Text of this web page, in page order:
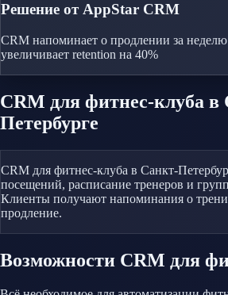
Решение от AppStar CRM
CRM напоминает о продлении за
увеличивает retention на 40%
CRM для фитнес-клуба в
Петербурге
CRM для фитнес-клуба в Санкт-
посещений, расписание тренеров и
Клиенты получают напоминания о
продление.
Возможности CRM для